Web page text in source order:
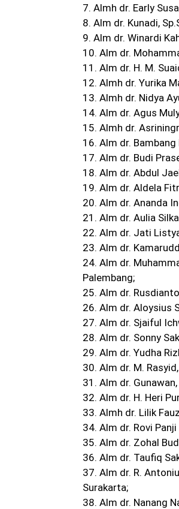
7. Almh dr. Early
8. Alm dr. Kunadi,
9. Alm dr. Winardi
10. Alm dr.
11. Alm dr. H. M.
12. Almh dr. Yurika
13. Almh dr. Nidya
14. Alm dr. Agus
15. Almh dr.
16. Alm dr.
17. Alm dr. Budi
18. Alm dr. Abdul
19. Alm dr. Aldela
20. Alm dr. Ananda
21. Alm dr. Aulia
22. Alm dr. Jati
23. Alm dr.
24. Alm dr.
Palembang;
25. Alm dr.
26. Alm dr. Aloysius
27. Alm dr. Sjaiful
28. Alm dr. Sonny
29. Alm dr. Yudha
30. Alm dr. M.
31. Alm dr.
32. Alm dr. H. Heri
33. Almh dr. Lilik
34. Alm dr. Rovi
35. Alm dr. Zohal
36. Alm dr. Taufiq
37. Alm dr. R.
Surakarta;
38. Alm dr. Nanang